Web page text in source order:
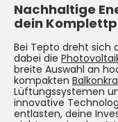
Nachhaltige
dein
Bei Tepto dreht sich
dabei die
breite Auswahl an
kompakten
Lüftungssystemen
innovative
entlasten, deine